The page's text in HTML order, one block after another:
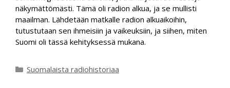
näkymättömästi. Tämä oli radion alkua, ja se mullisti
maailman. Lähdetään matkalle radion alkuaikoihin,
tutustutaan sen ihmeisiin ja vaikeuksiin, ja siihen, miten
Suomi oli tässä kehityksessä mukana.
Kategoriat
Suomalaista radiohistoriaa